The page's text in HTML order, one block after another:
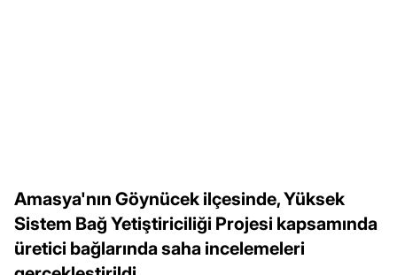
Amasya'nın Göynücek ilçesinde, Yüksek
Sistem Bağ Yetiştiriciliği Projesi kapsamında
üretici bağlarında saha incelemeleri